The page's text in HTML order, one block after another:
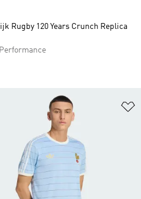
Rugby 120 Years Crunch Replica